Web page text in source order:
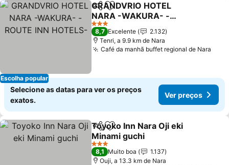
Escolha popular
PartilharAdicionar aos favoritos
GRANDVRIO HOTEL
NARA -WAKURA- -
ROUTE INN HOTELS-
Ver preços
3 Estrelas
8,7 Excelente
2.132
Tenri, a 9.9 km de Nara
Café da manhã buffet regional de Nara
Selecione as datas para ver os preços
exatos.
Ver preços
PartilharAdicionar aos favoritos
Toyoko Inn Nara Oji eki
Minami guchi
Ver preços
3 Estrelas
8,1 Muito boa
1.137
Ouji, a 13.3 km de Nara